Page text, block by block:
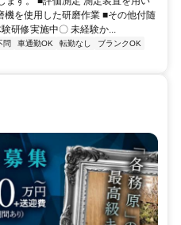
を使用した研磨作業 ■その他付随
研修実施中〇 未経験か...
問 車通勤OK 転勤なし
ブランクOK